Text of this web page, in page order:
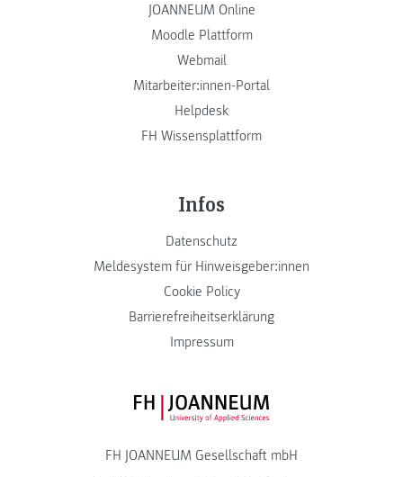
JOANNEUM Online
Moodle Plattform
Webmail
Mitarbeiter:innen-Portal
Helpdesk
FH Wissensplattform
Infos
Datenschutz
Meldesystem für Hinweisgeber:innen
Cookie Policy
Barrierefreiheitserklärung
Impressum
FH JOANNEUM Logo
FH JOANNEUM Gesellschaft mbH